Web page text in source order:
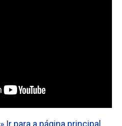
» Ir para a página principal